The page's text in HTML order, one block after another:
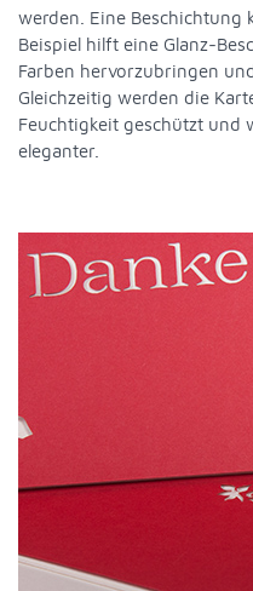
werden. Eine Beschichtung
Beispiel hilft eine Glanz-
Farben hervorzubringen
Gleichzeitig werden die
Feuchtigkeit geschützt und
eleganter.